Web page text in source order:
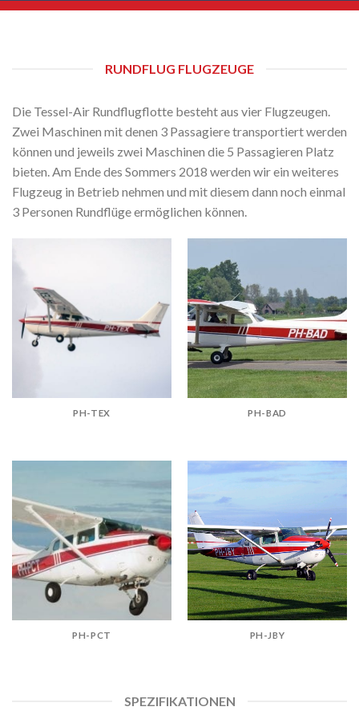
RUNDFLUG FLUGZEUGE
Die Tessel-Air Rundflugflotte besteht aus vier Flugzeugen.
Zwei Maschinen mit denen 3 Passagiere transportiert werden
können und jeweils zwei Maschinen die 5 Passagieren Platz
bieten. Am Ende des Sommers 2018 werden wir ein weiteres
Flugzeug in Betrieb nehmen und mit diesem dann noch einmal
3 Personen Rundflüge ermöglichen können.
PH-TEX PH-BAD
PH-PCT PH-JBY
SPEZIFIKATIONEN